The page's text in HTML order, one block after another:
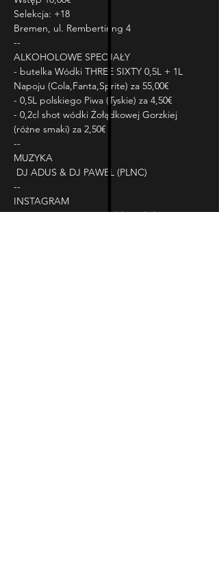
Selekcja: +18
Bremen, ul. Rembertiring 4
--
ALKOHOLOWE SPECJAŁY
- butelka Wódki THREE SIXTY 0,5L + 1L
Napoju (Cola,Fanta,Sprite) za 55,00€
- 0,5L polskiego Piwa (Tyskie) za 4,50€
- 0,2cl shot wódki Żołądkowej Gorzkiej
(różne smaki) za 2,50€
--
MUZYKA
--
www.instagram.com/polskanightbremen